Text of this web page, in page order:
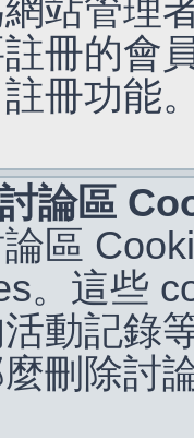
站管理
冊的會
冊功能
論區
論區
。這些
動記錄
刪除討